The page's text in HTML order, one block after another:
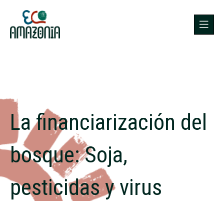
La financiarización del
bosque: Soja,
pesticidas y virus